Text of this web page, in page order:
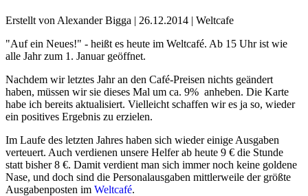
Erstellt von Alexander Bigga | 26.12.2014 | Weltcafe
"Auf ein Neues!" - heißt es heute im Weltcafé. Ab 15 Uhr ist wie
alle Jahr zum 1. Januar geöffnet.
Nachdem wir letztes Jahr an den Café-Preisen nichts geändert
haben, müssen wir sie dieses Mal um ca. 9% anheben. Die Karte
habe ich bereits aktualisiert. Vielleicht schaffen wir es ja so, wieder
ein positives Ergebnis zu erzielen.
Im Laufe des letzten Jahres haben sich wieder einige Ausgaben
verteuert. Auch verdienen unsere Helfer ab heute 9 € die Stunde
statt bisher 8 €. Damit verdient man sich immer noch keine goldene
Nase, und doch sind die Personalausgaben mittlerweile der größte
Ausgabenposten im Weltcafé.